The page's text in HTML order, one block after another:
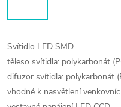
Svítidlo LED SMD
těleso svítidla: polykarbonát
difuzor svítidla: polykarbonát
vhodné k nasvětlení